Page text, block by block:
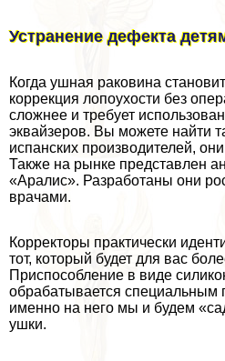
Устранение дефекта
Когда ушная paковина
коррекция лопоухости без
сложнее и требует
эквайзеров. Вы можете найти
испанских производителей,
Также на рынке представлен
«Аралис». Разработаны они
врачами.
Корректоры пpaктически
тот, который будет для вас
Приспособление в виде
обpaбатывается специальным
именно на него мы и будем
ушки.